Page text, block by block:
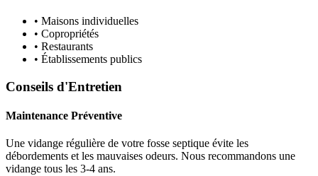
• Maisons individuelles
• Copropriétés
• Restaurants
• Établissements publics
Conseils d'Entretien
Maintenance Préventive
Une vidange régulière de votre fosse septique évite les
débordements et les mauvaises odeurs. Nous recommandons une
vidange tous les 3-4 ans.